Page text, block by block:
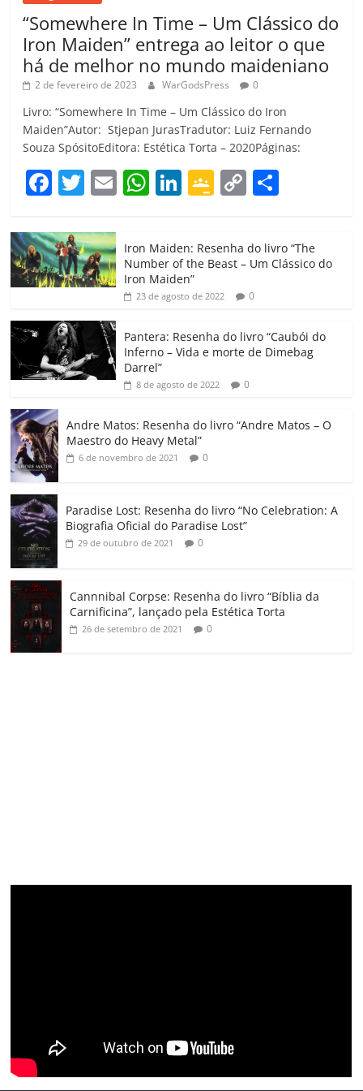
“Somewhere In Time – Um Clássico do
Iron Maiden” entrega ao leitor o que
há de melhor no mundo maideniano
2 de fevereiro de 2023 WarGodsPress 0
Livro: “Somewhere In Time – Um Clássico do Iron
Maiden”Autor: Stjepan JurasTradutor: Luiz Fernando
Souza SpósitoEditora: Estética Torta – 2020Páginas:
F
c
e
b
o
o
k
T
itt
er
E W
at
s
A
p
Li
e
dI
G
gl
e
Cl
a
ss
ro
o
C
p
y
Li
k
m
p
h
ar
Iron Maiden: Resenha do livro “The
Number of the Beast – Um Clássico do
Iron Maiden”
23 de agosto de 2022 0
Pantera: Resenha do livro “Caubói do
Inferno – Vida e morte de Dimebag
Darrel”
8 de agosto de 2022 0
Andre Matos: Resenha do livro “Andre Matos – O
Maestro do Heavy Metal”
6 de novembro de 2021 0
Paradise Lost: Resenha do livro “No Celebration: A
Biografia Oficial do Paradise Lost”
29 de outubro de 2021 0
Cannnibal Corpse: Resenha do livro “Bíblia da
Carnificina”, lançado pela Estética Torta
26 de setembro de 2021 0